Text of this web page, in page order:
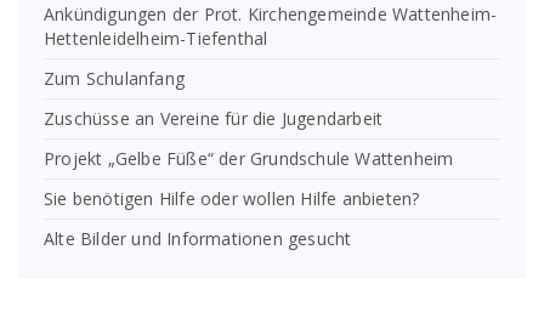
Ankündigungen der Prot. Kirchengemeinde Wattenheim-
Hettenleidelheim-Tiefenthal
Zum Schulanfang
Zuschüsse an Vereine für die Jugendarbeit
Projekt „Gelbe Füße“ der Grundschule Wattenheim
Sie benötigen Hilfe oder wollen Hilfe anbieten?
Alte Bilder und Informationen gesucht